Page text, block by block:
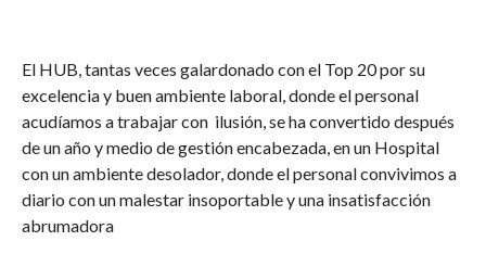
El HUB, tantas veces galardonado con el Top 20 por su
excelencia y buen ambiente laboral, donde el personal
acudíamos a trabajar con ilusión, se ha convertido después
de un año y medio de gestión encabezada, en un Hospital
con un ambiente desolador, donde el personal convivimos a
diario con un malestar insoportable y una insatisfacción
abrumadora